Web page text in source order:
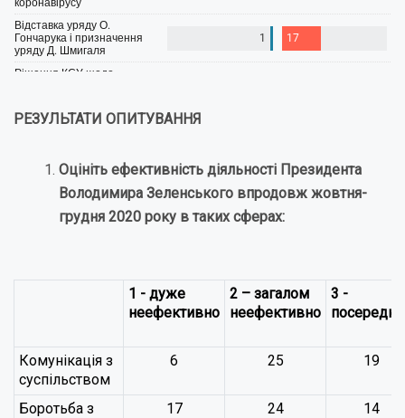
РЕЗУЛЬТАТИ ОПИТУВАННЯ
Оцініть ефективність діяльності Президента
Володимира Зеленського впродовж жовтня-
грудня 2020 року в таких сферах:
1 - дуже
неефективно
2 – загалом
неефективно
3 -
Комунікація з
суспільством
6 25 19
Боротьба з
17 24 14